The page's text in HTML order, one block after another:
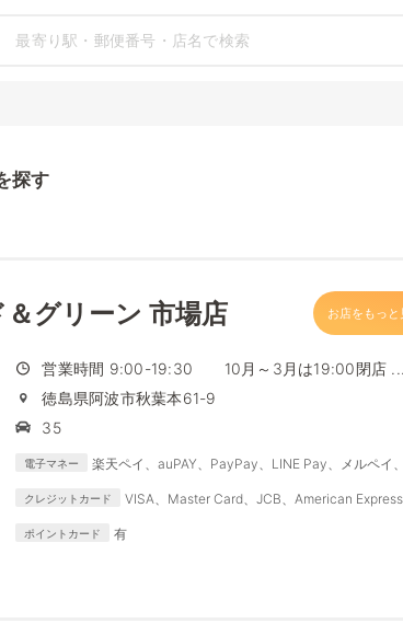
探す
グリーン 市場店 お店をもっと
営業時間 9:00-19:30 10月～3月は19:00閉店 ...
徳島県阿波市秋葉本61-9
35
電子マネー
楽天ペイ、auPAY、PayPay、LINE Pay、メルペイ
クレジットカード
VISA、Master Card、JCB、American Express
ポイントカード 有